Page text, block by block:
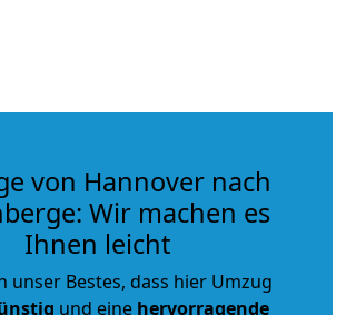
von Hannover nach
Wir machen es
Ihnen leicht
unser Bestes, dass hier Umzug
und eine hervorragende